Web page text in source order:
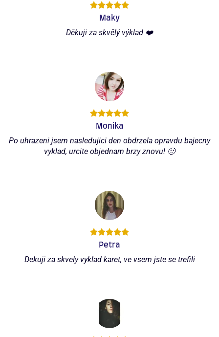
Maky
Děkuji za skvělý výklad ❤️
Monika
Po uhrazeni jsem nasledujici den obdrzela opravdu bajecny
vyklad, urcite objednam brzy znovu! 🙂
Petra
Dekuji za skvely vyklad karet, ve vsem jste se trefili